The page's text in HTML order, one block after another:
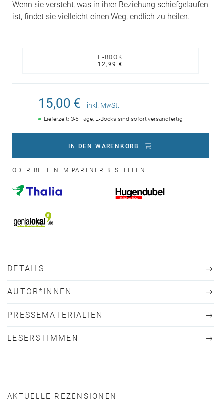
Wenn sie versteht, was in ihrer Beziehung schiefgelaufen
ist, findet sie vielleicht einen Weg, endlich zu heilen.
E-BOOK
12,99 €
15,00 € inkl. MwSt.
Lieferzeit: 3-5 Tage, E-Books sind sofort versandfertig
IN DEN WARENKORB
ODER BEI EINEM PARTNER BESTELLEN
DETAILS
AUTOR*INNEN
PRESSEMATERIALIEN
LESERSTIMMEN
AKTUELLE REZENSIONEN